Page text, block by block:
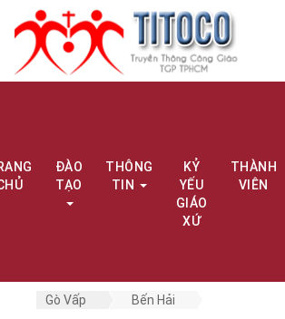
ĐÀO
TẠO
THÔNG
TIN
KỶ
YẾU
GIÁO
XỨ
THÀNH
VIÊN
Gò Vấp Bến Hải